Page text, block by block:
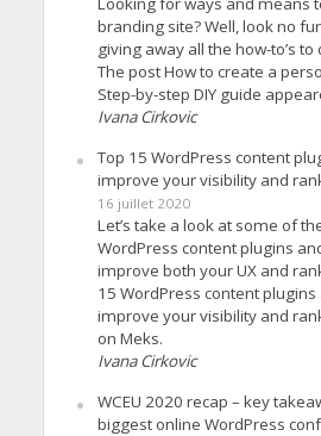
branding site? Well, look no
giving away all the how-to’s
The post How to create a
Step-by-step DIY guide
Ivana Cirkovic
Top 15 WordPress content
improve your visibility and
16 juillet 2020
Let’s take a look at some of
WordPress content plugins
improve both your UX and
15 WordPress content plugins
improve your visibility and
on Meks.
Ivana Cirkovic
WCEU 2020 recap – key
biggest online WordPress